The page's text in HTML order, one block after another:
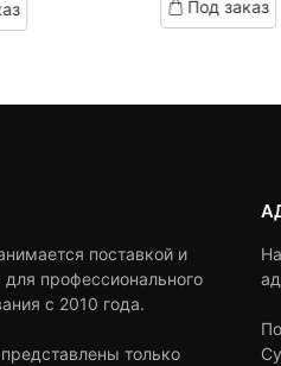
on
customer
890
Под заказ
поставкой и
профессионального
с 2010 года.
только